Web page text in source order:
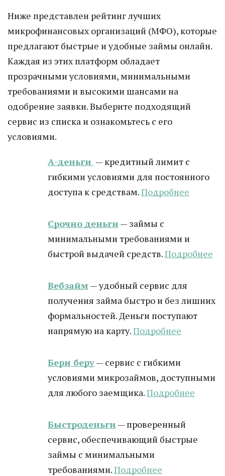
Ниже представлен рейтинг лучших
микрофинансовых организаций (МФО), которые
предлагают быстрые и удобные займы онлайн.
Каждая из этих платформ обладает
прозрачными условиями, минимальными
требованиями и высокими шансами на
одобрение заявки. Выберите подходящий
сервис из списка и ознакомьтесь с его
условиями.
А-деньги — кредитный лимит с
гибкими условиями для постоянного
доступа к средствам.Подробнее
Срочно деньги — займы с
минимальными требованиями и
быстрой выдачей средств.Подробнее
Вебзайм — удобный сервис для
получения займа быстро и без лишних
формальностей. Деньги поступают
напрямую на карту.Подробнее
Бери беру— сервис с гибкими
условиями микрозаймов, доступными
для любого заемщика.Подробнее
Быстроденьги — проверенный
сервис, обеспечивающий быстрые
займы с минимальными
требованиями.Подробнее